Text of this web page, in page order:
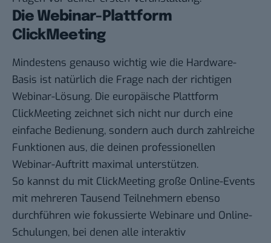
Die Webinar-Plattform
ClickMeeting
Mindestens genauso wichtig wie die Hardware-
Basis ist natürlich die Frage nach der richtigen
Webinar-Lösung. Die europäische Plattform
ClickMeeting zeichnet sich nicht nur durch eine
einfache Bedienung, sondern auch durch zahlreiche
Funktionen aus, die deinen professionellen
Webinar-Auftritt maximal unterstützen.
So kannst du mit ClickMeeting große Online-Events
mit mehreren Tausend Teilnehmern ebenso
durchführen wie fokussierte Webinare und Online-
Schulungen, bei denen alle interaktiv